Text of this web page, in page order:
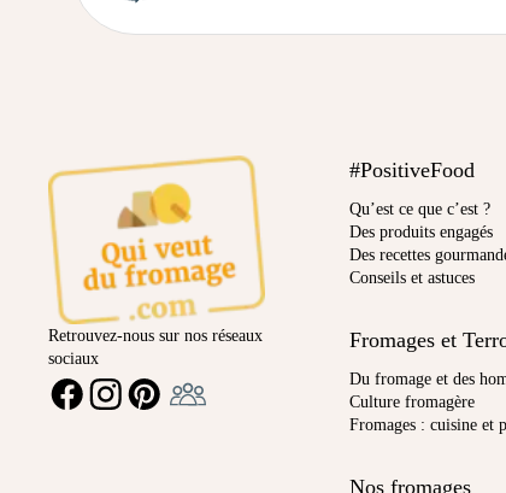
Retrouvez-nous sur nos réseaux
sociaux
FACEBOOKINSTAGRAMPINTEREST
#PositiveFood
Qu’est ce que c’est ?
Des produits engagés
Des recettes
Conseils et astuces
Fromages et
Du fromage et des
Culture fromagère
Fromages : cuisine et
Nos fromages